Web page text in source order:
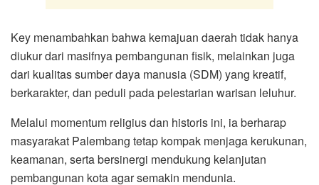
Key menambahkan bahwa kemajuan daerah tidak hanya
diukur dari masifnya pembangunan fisik, melainkan juga
dari kualitas sumber daya manusia (SDM) yang kreatif,
berkarakter, dan peduli pada pelestarian warisan leluhur.
Melalui momentum religius dan historis ini, ia berharap
masyarakat Palembang tetap kompak menjaga kerukunan,
keamanan, serta bersinergi mendukung kelanjutan
pembangunan kota agar semakin mendunia.